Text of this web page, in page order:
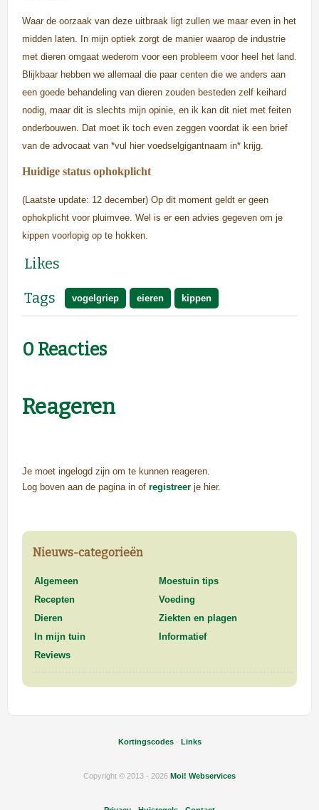
Waar de oorzaak van deze uitbraak ligt zullen we maar even in het
midden laten. In mijn optiek zorgt de manier waarop de industrie
met dieren omgaat wederom voor een probleem voor heel het land.
Blijkbaar hebben we allemaal die paar centen die we anders aan
een goede behandeling van dieren zouden besteden zelf keihard
nodig, maar dit is slechts mijn opinie, en ik kan dit niet met feiten
onderbouwen. Dat moet ik toch even zeggen voordat ik een brief
van de advocaat van *vul hier voedselgigantnaam in* krijg.
Huidige status ophokplicht
(Laatste update: 12 december) Op dit moment geldt er geen
ophokplicht voor pluimvee. Wel is er een advies gegeven om je
kippen voorlopig op te hokken.
Likes
Tags
vogelgriep eieren kippen
0 Reacties
Reageren
Je moet ingelogd zijn om te kunnen reageren.
Log boven aan de pagina in of registreer je hier.
Nieuws-categorieën
Algemeen
Moestuin tips
Recepten
Voeding
Dieren
Ziekten en plagen
In mijn tuin
Informatief
Reviews
Kortingscodes- Links
Copyright © 2013 - 2026 Moi! Webservices